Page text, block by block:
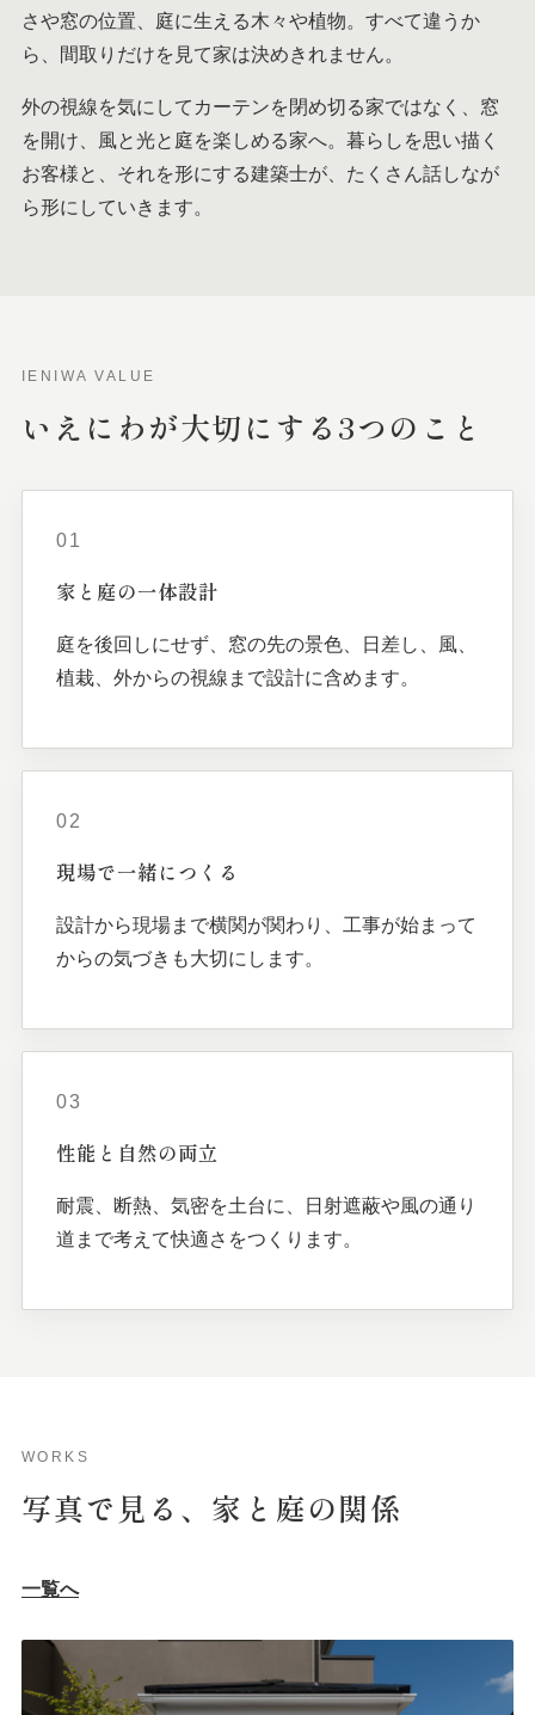
さや窓の位置、庭に生える木々や植物。すべて違うか
ら、間取りだけを見て家は決めきれません。
外の視線を気にしてカーテンを閉め切る家ではなく、窓
を開け、風と光と庭を楽しめる家へ。暮らしを思い描く
お客様と、それを形にする建築士が、たくさん話しなが
ら形にしていきます。
IENIWA VALUE
いえにわが大切にする3つの こと
01
家と 庭の一体設計
庭を後回しにせず、窓の先の景色、日差し、風、
植栽、外からの視線まで設計に含めます。
02
現場で一緒につくる
設計から現場まで横関が関わり、工事が始まって
からの気づきも大切にします。
03
性能と 自然の両立
耐震、断熱、気密を土台に、日射遮蔽や風の通り
道まで考えて快適さをつくります。
WORKS
写真で 見る、 家と 庭の関係
一覧へ